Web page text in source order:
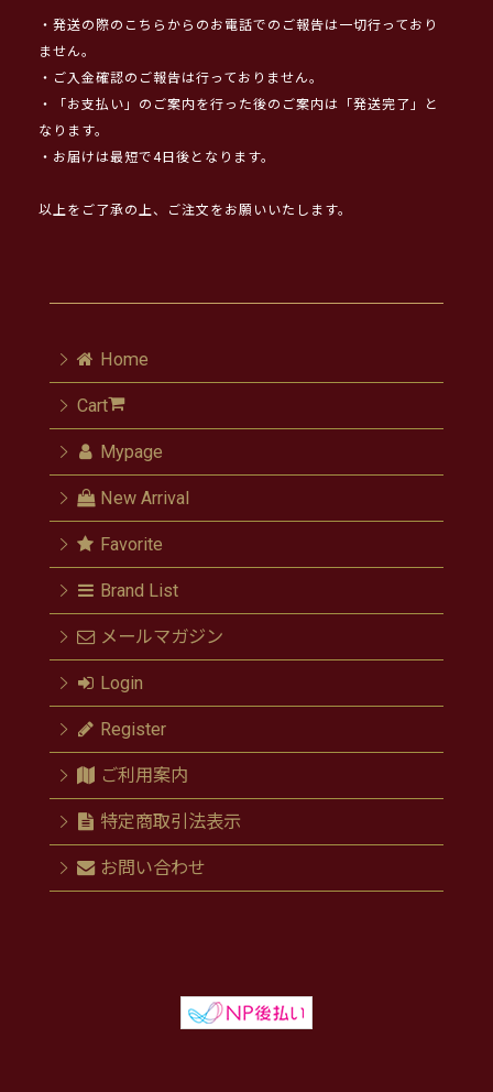
・発送の際のこちらからのお電話でのご報告は一切行っており
ません。
・ご入金確認のご報告は行っておりません。
・「お支払い」のご案内を行った後のご案内は「発送完了」と
なります。
・お届けは最短で4日後となります。
以上をご了承の上、ご注文をお願いいたします。
Home
Cart
Mypage
New Arrival
Favorite
Brand List
メールマガジン
Login
Register
ご利用案内
特定商取引法表示
お問い合わせ